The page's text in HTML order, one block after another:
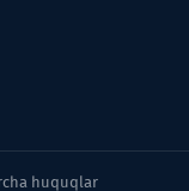
huquqlar